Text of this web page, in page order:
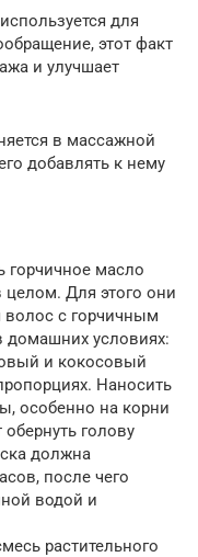
для
этот факт
и улучшает
в массажной
добавлять к нему
горчичное масло
целом. Для этого они
волос с горчичным
условиях:
и кокосовый
Наносить
особенно на корни
голову
должна
после чего
водой и
растительного